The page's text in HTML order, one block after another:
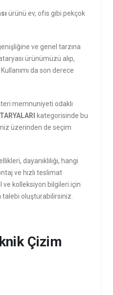
ürünü ev, ofis gibi pekçok
ve genel tarzına
ürünümüzü alıp,
da son derece
memnuniyeti odaklı
kategorisinde bu
üzerinden de seçim
dayanıklılığı, hangi
ve hızlı teslimat
kolleksiyon bilgileri için
oluşturabilirsiniz.
Çizim